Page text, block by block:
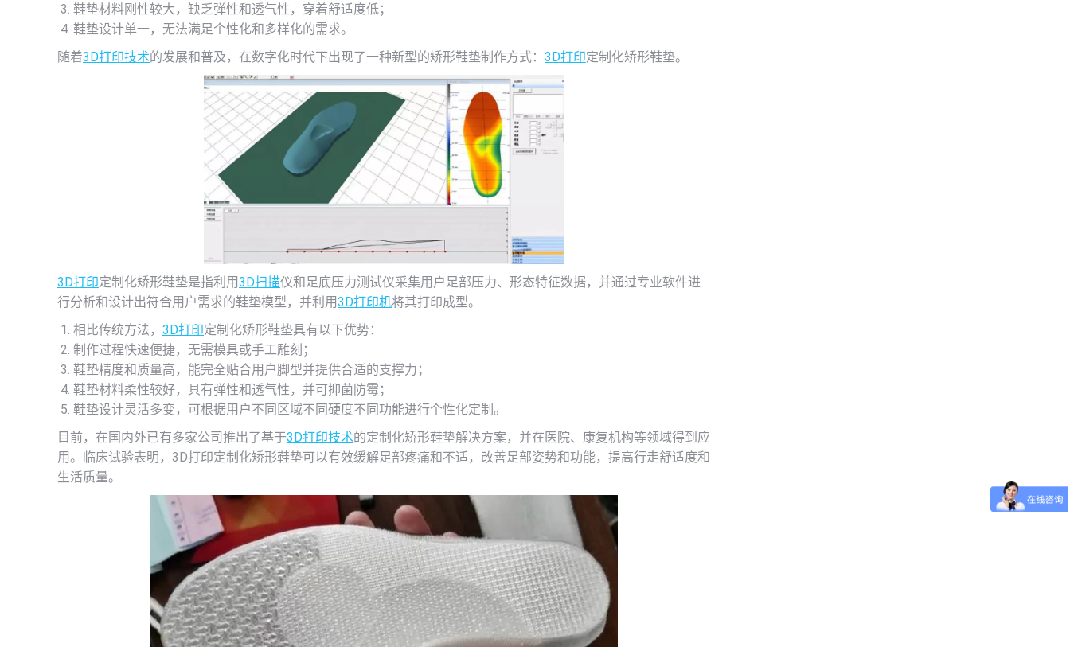
鞋垫材料刚性较大，缺乏弹性和透气性，穿着舒适度低；
鞋垫设计单一，无法满足个性化和多样化的需求。
随着3D打印技术的发展和普及，在数字化时代下出现了一种新型的矫形鞋垫制作方式： 3D打印定制化矫形鞋垫。
3D打印定制化矫形鞋垫是指利用3D扫描仪和足底压力测试仪采集用户足部压力、形态特征数据，并通过专业软件进
行分析和设计出符合用户需求的鞋垫模型，并利用3D打印机将其打印成型。
相比传统方法， 3D打印定制化矫形鞋垫具有以下优势：
制作过程快速便捷，无需模具或手工雕刻；
鞋垫精度和质量高，能完全贴合用户脚型并提供合适的支撑力；
鞋垫材料柔性较好，具有弹性和透气性，并可抑菌防霉；
鞋垫设计灵活多变，可根据用户不同区域不同硬度不同功能进行个性化定制。
目前，在国内外已有多家公司推出了基于3D打印技术的定制化矫形鞋垫解决方案，并在医院、康复机构等领域得到应
用。临床试验表明，3D打印定制化矫形鞋垫可以有效缓解足部疼痛和不适，改善足部姿势和功能，提高行走舒适度和
生活质量。